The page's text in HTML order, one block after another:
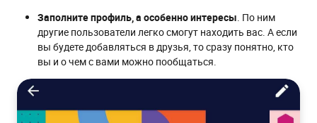
Заполните профиль, а особенно интересы. По ним
другие пользователи легко смогут находить вас. А если
вы будете добавляться в друзья, то сразу понятно, кто
вы и о чем с вами можно пообщаться.